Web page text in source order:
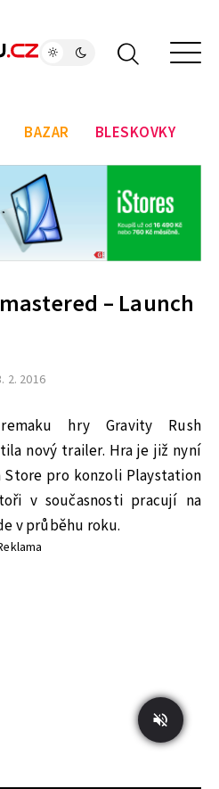
BAZAR BLESKOVKY
– Launch
2. 2016
hry Gravity Rush
nový trailer. Hra je již nyní
pro konzoli Playstation
v současnosti pracují na
v průběhu roku.